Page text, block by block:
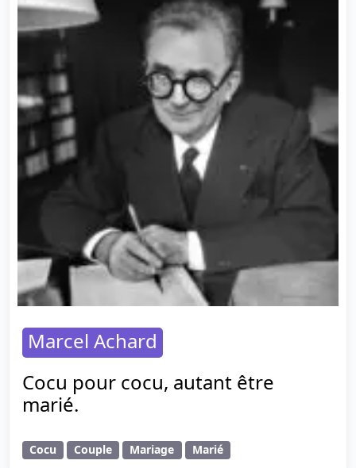
Marcel Achard
Cocu pour cocu, autant être
marié.
Cocu Couple Mariage Marié